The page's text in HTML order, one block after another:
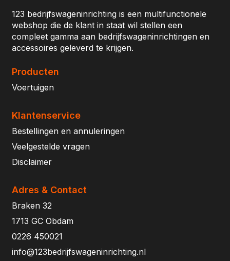
123 bedrijfswageninrichting is een multifunctionele
webshop die de klant in staat wil stellen een
compleet gamma aan bedrijfswageninrichtingen en
accessoires geleverd te krijgen.
Producten
Voertuigen
Klantenservice
Bestellingen en annuleringen
Veelgestelde vragen
Disclaimer
Adres & Contact
Braken 32
1713 GC Obdam
0226 450021
info@123bedrijfswageninrichting.nl